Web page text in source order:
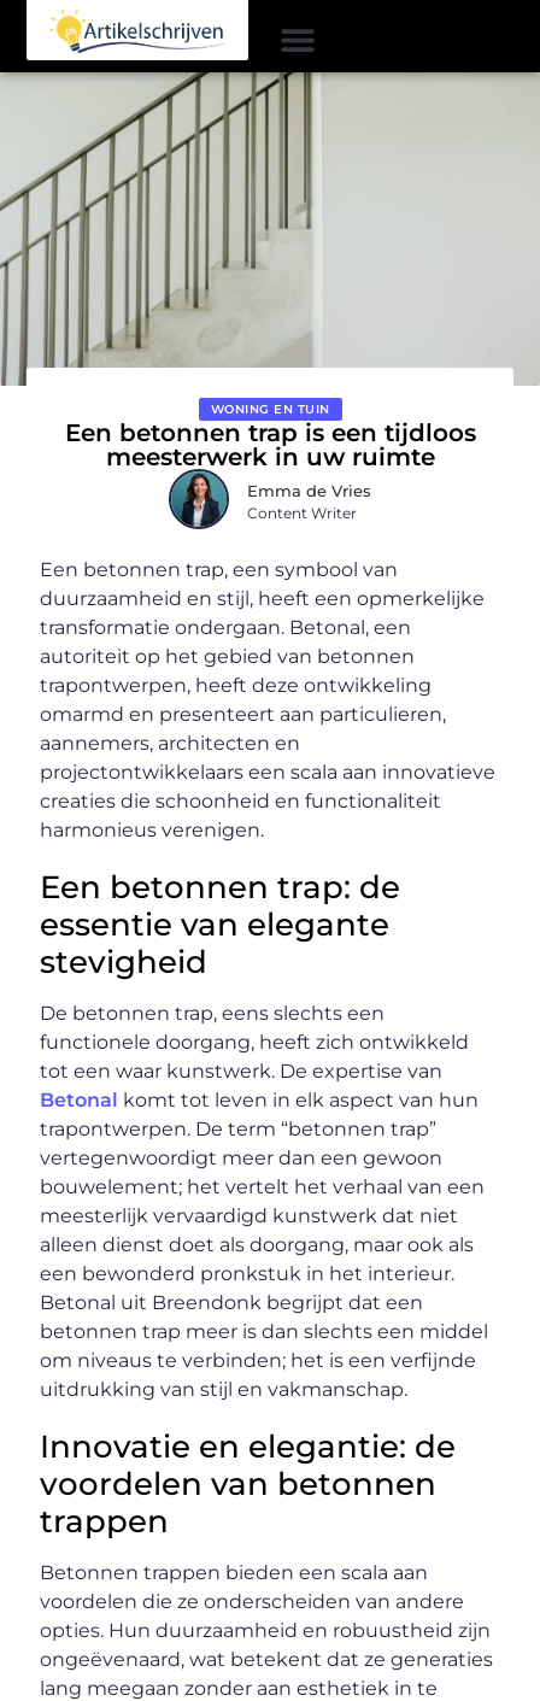
WONING EN TUIN
Een betonnen trap is een tijdloos
meesterwerk in uw ruimte
Emma de Vries
Content Writer
Een betonnen trap, een symbool van
duurzaamheid en stijl, heeft een opmerkelijke
transformatie ondergaan. Betonal, een
autoriteit op het gebied van betonnen
trapontwerpen, heeft deze ontwikkeling
omarmd en presenteert aan particulieren,
aannemers, architecten en
projectontwikkelaars een scala aan innovatieve
creaties die schoonheid en functionaliteit
harmonieus verenigen.
Een betonnen trap: de
essentie van elegante
stevigheid
De betonnen trap, eens slechts een
functionele doorgang, heeft zich ontwikkeld
tot een waar kunstwerk. De expertise van
Betonal komt tot leven in elk aspect van hun
trapontwerpen. De term “betonnen trap”
vertegenwoordigt meer dan een gewoon
bouwelement; het vertelt het verhaal van een
meesterlijk vervaardigd kunstwerk dat niet
alleen dienst doet als doorgang, maar ook als
een bewonderd pronkstuk in het interieur.
Betonal uit Breendonk begrijpt dat een
betonnen trap meer is dan slechts een middel
om niveaus te verbinden; het is een verfijnde
uitdrukking van stijl en vakmanschap.
Innovatie en elegantie: de
voordelen van betonnen
trappen
Betonnen trappen bieden een scala aan
voordelen die ze onderscheiden van andere
opties. Hun duurzaamheid en robuustheid zijn
ongeëvenaard, wat betekent dat ze generaties
lang meegaan zonder aan esthetiek in te